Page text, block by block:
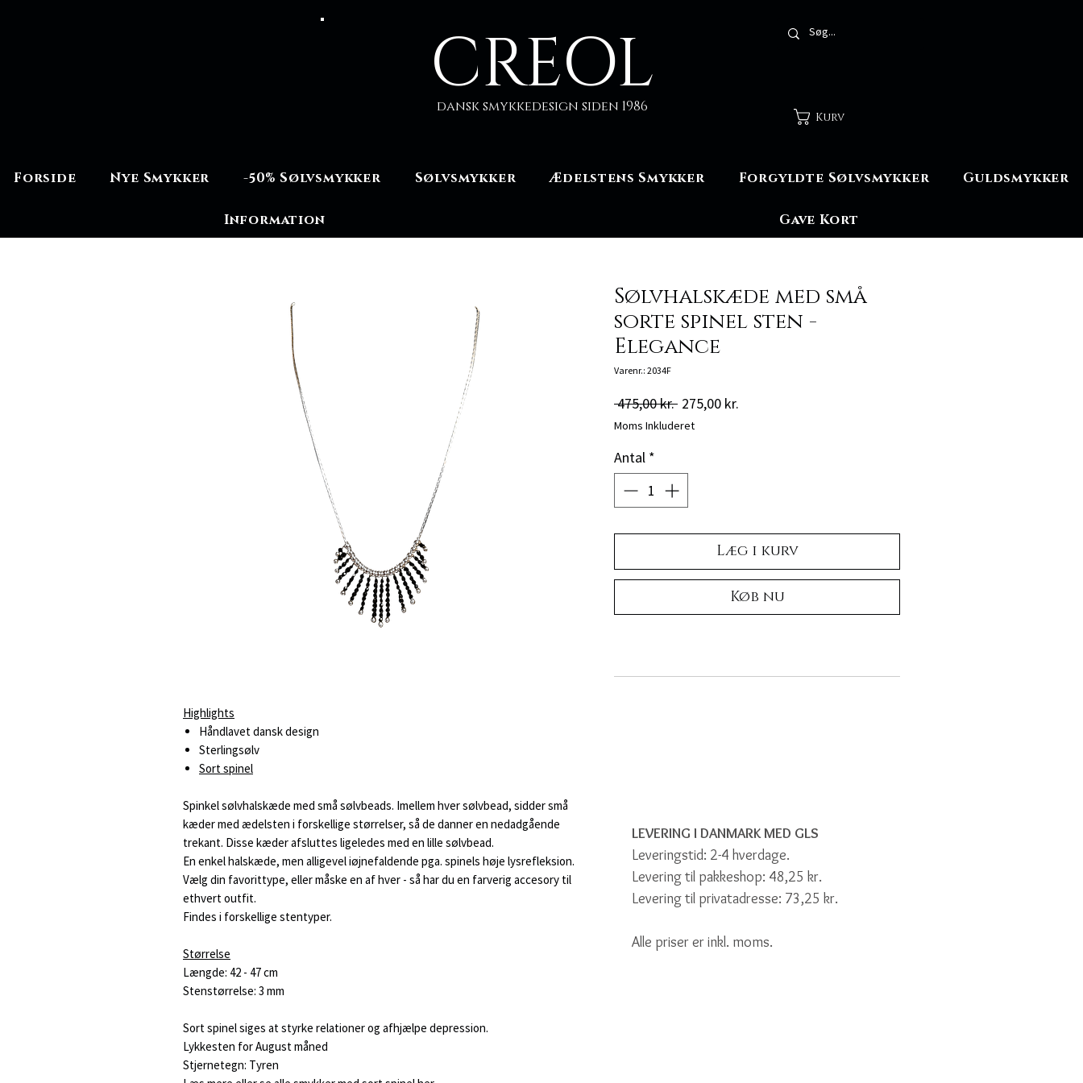
CREOL
dansk smykkedesign siden 1986
Kurv
Forside Nye Smykker -50% Sølvsmykker Sølvsmykker Ædelstens Smykker Forgyldte Sølvsmykker Guldsmykker
Information Gave Kort
Highlights
Håndlavet dansk design
Sterlingsølv
Sort spinel
Spinkel sølvhalskæde med små sølvbeads. Imellem hver sølvbead, sidder små
kæder med ædelsten i forskellige størrelser, så de danner en nedadgående
trekant. Disse kæder afsluttes ligeledes med en lille sølvbead.
En enkel halskæde, men alligevel iøjnefaldende pga. spinels høje lysrefleksion.
Vælg din favorittype, eller måske en af hver - så har du en farverig accesory til
ethvert outfit.
Findes i forskellige stentyper.
Størrelse
Længde: 42 - 47 cm
Stenstørrelse: 3 mm
Sort spinel siges at styrke relationer og afhjælpe depression.
Lykkesten for August måned
Stjernetegn: Tyren
Sølvhalskæde med små
sorte spinel sten -
Elegance
Varenr.: 2034F
475,00 kr. Regulær
pris
275,00 kr.
Moms Inkluderet
Antal *
Læg i kurv
Køb nu
LEVERING I DANMARK MED GLS
Leveringstid: 2-4 hverdage.
Levering til pakkeshop: 48,25 kr.
Levering til privatadresse: 73,25 kr.
Alle priser er inkl. moms.